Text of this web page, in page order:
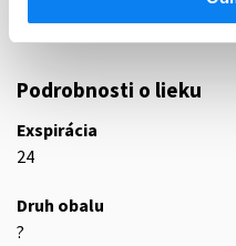
J01FF01
Klindamycín
Podrobnosti o lieku
Exspirácia
24
Druh obalu
?